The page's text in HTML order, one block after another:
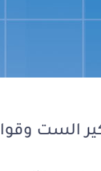
الست